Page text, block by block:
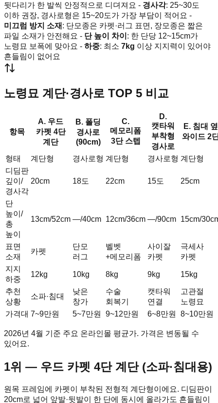
뒷다리가 한 발씩 안정적으로 디뎌져요 - 경사각: 25~30도
이하 권장, 경사로형은 15~20도가 가장 부담이 적어요 -
미끄럼 방지 소재 : 단모종은 카펫·러그 표면, 장모종은 짧은
파일 소재가 안전해요 - 단 높이 차이 : 한 단당 12~15cm가
노령묘 보폭에 맞아요 - 하중: 최소 7kg 이상 지지력이 있어야
흔들림이 없어요
노령묘 계단·경사로 TOP 5 비교
항목
A. 우드
카펫 4단
계단
B. 폴딩
경사로
(90cm)
C.
메모리폼
3단 스텝
D.
캣타워
부착형
경사로
E. 침대 옆
와이드 2
형태 계단형 경사로형 계단형 경사로형 계단형
디딤판
깊이/
경사각
20cm 18도 22cm 15도 25cm
단
높이/
총
높이
13cm/52cm —/40cm 12cm/36cm —/90cm 15cm/
표면
소재
카펫
단모
러그
벨벳
+메모리폼
사이잘
카펫
극세사
카펫
지지
하중
12kg 10kg 8kg 9kg 15kg
추천
상황
소파·침대
낮은
창가
수술
회복기
캣타워
연결
고관절
노령묘
가격대 7~9만원 5~7만원 9~12만원 6~8만원 8~10만원
2026년 4월 기준 주요 온라인몰 평균가. 가격은 변동될 수
있어요.
1위 — 우드 카펫 4단 계단 (소파·침대용)
원목 프레임에 카펫이 부착된 전형적 계단형이에요. 디딤판이
20cm로 넓어 앞발·뒷발이 한 단에 동시에 올라가도 흔들림이